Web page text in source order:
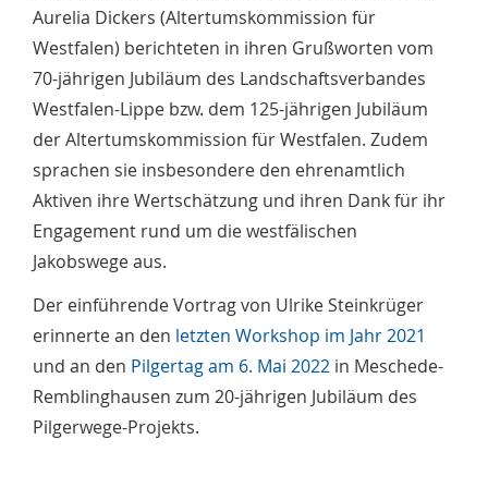
Aurelia Dickers (Altertumskommission für
Westfalen) berichteten in ihren Grußworten vom
70-jährigen Jubiläum des Landschaftsverbandes
Westfalen-Lippe bzw. dem 125-jährigen Jubiläum
der Altertumskommission für Westfalen. Zudem
sprachen sie insbesondere den ehrenamtlich
Aktiven ihre Wertschätzung und ihren Dank für ihr
Engagement rund um die westfälischen
Jakobswege aus.
Der einführende Vortrag von Ulrike Steinkrüger
erinnerte an den letzten Workshop im Jahr 2021
und an den Pilgertag am 6. Mai 2022 in Meschede-
Remblinghausen zum 20-jährigen Jubiläum des
Pilgerwege-Projekts.